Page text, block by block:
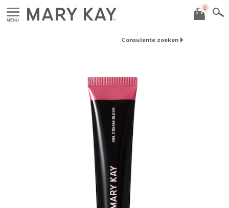
MENU
0
Consulente zoeken